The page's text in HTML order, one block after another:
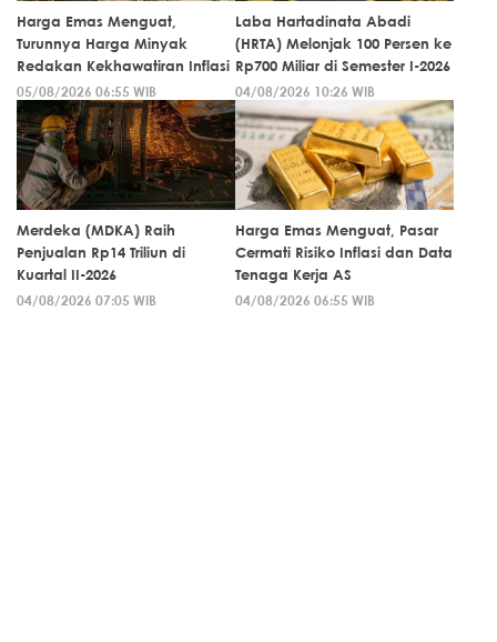
Harga Emas Menguat,
Turunnya Harga Minyak
Redakan Kekhawatiran Inflasi
05/08/2026 06:55 WIB
Laba Hartadinata Abadi
(HRTA) Melonjak 100 Persen ke
Rp700 Miliar di Semester I-2026
04/08/2026 10:26 WIB
Merdeka (MDKA) Raih
Penjualan Rp14 Triliun di
Kuartal II-2026
04/08/2026 07:05 WIB
Harga Emas Menguat, Pasar
Cermati Risiko Inflasi dan Data
Tenaga Kerja AS
04/08/2026 06:55 WIB